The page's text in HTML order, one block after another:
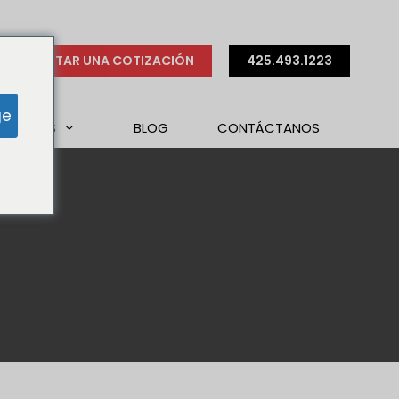
SOLICITAR UNA COTIZACIÓN 425.493.1223
SOMOS BLOG CONTÁCTANOS